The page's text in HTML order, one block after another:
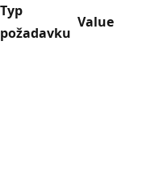
Typ
požadavku
Value